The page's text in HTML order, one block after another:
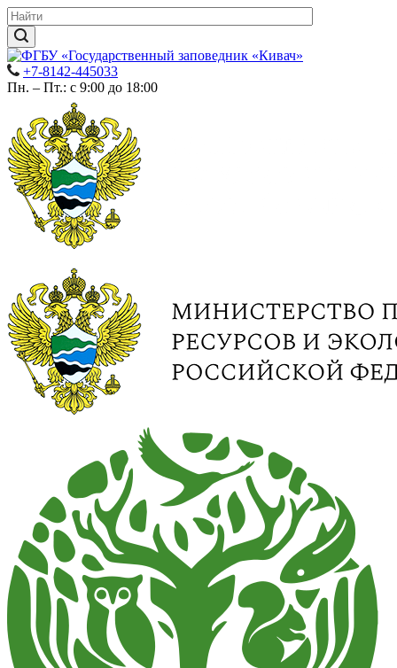
+7-8142-445033
Пн. – Пт.: с 9:00 до 18:00